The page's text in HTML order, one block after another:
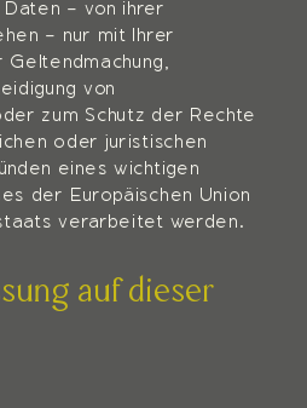
– von ihrer
– nur mit Ihrer
Geltendmachung,
von
zum Schutz der Rechte
oder juristischen
eines wichtigen
der Europäischen Union
verarbeitet werden.
auf dieser